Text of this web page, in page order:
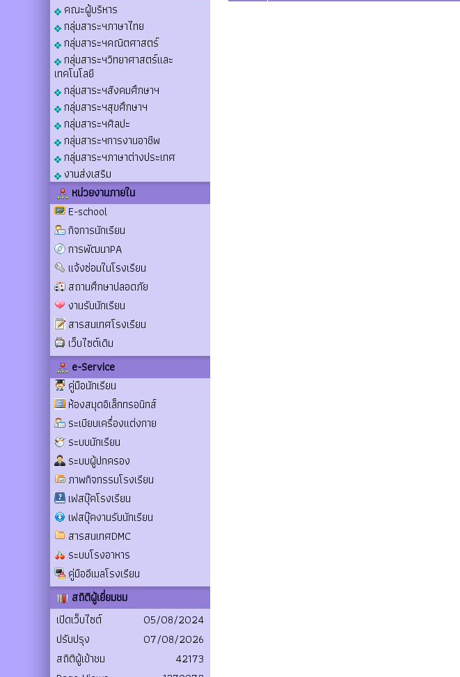
คณะผู้บริหาร
กลุ่มสาระฯภาษาไทย
กลุ่มสาระฯคณิตศาสตร์
กลุ่มสาระฯวิทยาศาสตร์และ
เทคโนโลยี
กลุ่มสาระฯสังคมศึกษาฯ
กลุ่มสาระฯสุขศึกษาฯ
กลุ่มสาระฯศิลปะ
กลุ่มสาระฯการงานอาชีพ
กลุ่มสาระฯภาษาต่างประเทศ
งานส่งเสริม
หน่วยงานภายใน
E-school
กิจการนักเรียน
การพัฒนาPA
แจ้งซ่อมในโรงเรียน
สถานศึกษาปลอดภัย
งานรับนักเรียน
สารสนเทศโรงเรียน
เว็บไซต์เดิม
e-Service
คู่มือนักเรียน
ห้องสมุดอิเล็กทรอนิกส์
ระเบียบเครื่องแต่งกาย
ระบบนักเรียน
ระบบผู้ปกครอง
ภาพกิจกรรมโรงเรียน
เฟสบุ๊คโรงเรียน
เฟสบุ๊คงานรับนักเรียน
สารสนเทศDMC
ระบบโรงอาหาร
คู่มืออีเมลโรงเรียน
สถิติผู้เยี่ยมชม
เปิดเว็บไซต์
05/08/2024
ปรับปรุง
07/08/2026
สถิติผู้เข้าชม
42173